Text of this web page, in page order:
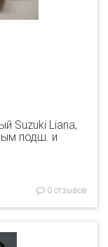
Suzuki Liana,
подш. и
0 отзывов